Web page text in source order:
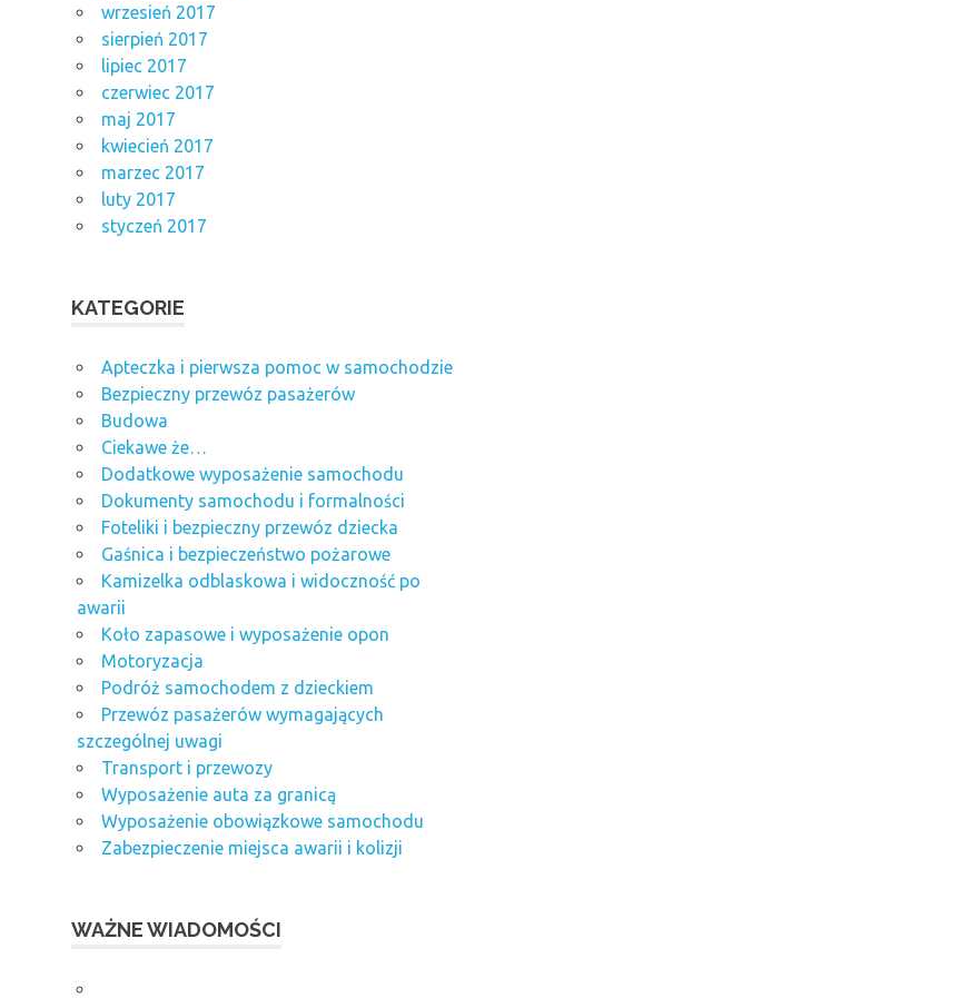
wrzesień 2017
sierpień 2017
lipiec 2017
czerwiec 2017
maj 2017
kwiecień 2017
marzec 2017
luty 2017
styczeń 2017
KATEGORIE
Apteczka i pierwsza pomoc w samochodzie
Bezpieczny przewóz pasażerów
Budowa
Ciekawe że…
Dodatkowe wyposażenie samochodu
Dokumenty samochodu i formalności
Foteliki i bezpieczny przewóz dziecka
Gaśnica i bezpieczeństwo pożarowe
Kamizelka odblaskowa i widoczność po
awarii
Koło zapasowe i wyposażenie opon
Motoryzacja
Podróż samochodem z dzieckiem
Przewóz pasażerów wymagających
szczególnej uwagi
Transport i przewozy
Wyposażenie auta za granicą
Wyposażenie obowiązkowe samochodu
Zabezpieczenie miejsca awarii i kolizji
WAŻNE WIADOMOŚCI